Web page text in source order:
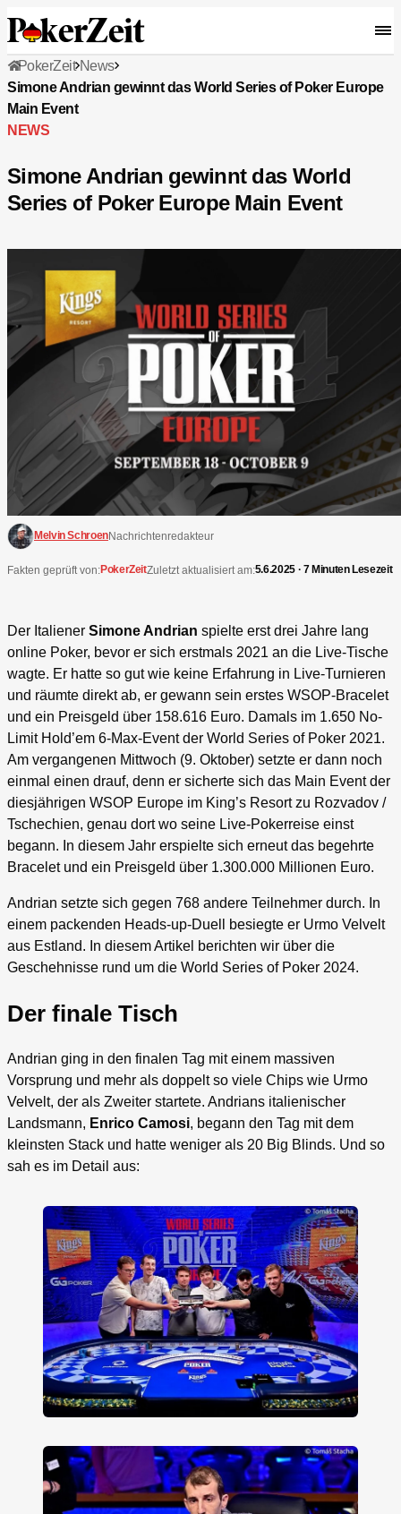
PokerZeit News
Simone Andrian gewinnt das World Series of Poker Europe
Main Event
NEWS
Simone Andrian gewinnt das World
Series of Poker Europe Main Event
Melvin SchroenNachrichtenredakteur
Fakten geprüft von:PokerZeitZuletzt aktualisiert am:5.6.2025 · 7 Minuten Lesezeit
Der Italiener Simone Andrian spielte erst drei Jahre lang
online Poker, bevor er sich erstmals 2021 an die Live-Tische
wagte. Er hatte so gut wie keine Erfahrung in Live-Turnieren
und räumte direkt ab, er gewann sein erstes WSOP-Bracelet
und ein Preisgeld über 158.616 Euro. Damals im 1.650 No-
Limit Hold’em 6-Max-Event der World Series of Poker 2021.
Am vergangenen Mittwoch (9. Oktober) setzte er dann noch
einmal einen drauf, denn er sicherte sich das Main Event der
diesjährigen WSOP Europe im King’s Resort zu Rozvadov /
Tschechien, genau dort wo seine Live-Pokerreise einst
begann. In diesem Jahr erspielte sich erneut das begehrte
Bracelet und ein Preisgeld über 1.300.000 Millionen Euro.
Andrian setzte sich gegen 768 andere Teilnehmer durch. In
einem packenden Heads-up-Duell besiegte er Urmo Velvelt
aus Estland. In diesem Artikel berichten wir über die
Geschehnisse rund um die World Series of Poker 2024.
Der finale Tisch
Andrian ging in den finalen Tag mit einem massiven
Vorsprung und mehr als doppelt so viele Chips wie Urmo
Velvelt, der als Zweiter startete. Andrians italienischer
Landsmann, Enrico Camosi, begann den Tag mit dem
kleinsten Stack und hatte weniger als 20 Big Blinds. Und so
sah es im Detail aus: